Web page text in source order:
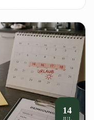
14
JUL